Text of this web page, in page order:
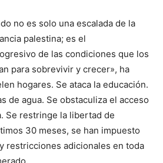
no es solo una escalada de la
palestina; es el
de las condiciones que los
para sobrevivir y crecer», ha
hogares. Se ataca la educación.
de agua. Se obstaculiza el acceso
Se restringe la libertad de
30 meses, se han impuesto
restricciones adicionales en toda